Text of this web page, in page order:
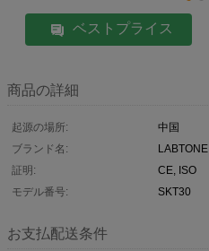
ベストプライス
商品の詳細
起源の場所:
中国
ブランド名:
LABTONE
証明:
CE, ISO
モデル番号:
SKT30
お支払配送条件